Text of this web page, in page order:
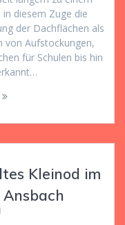
diesem Zuge die
der Dachflächen als
von Aufstockungen,
für Schulen bis hin
Kleinod im